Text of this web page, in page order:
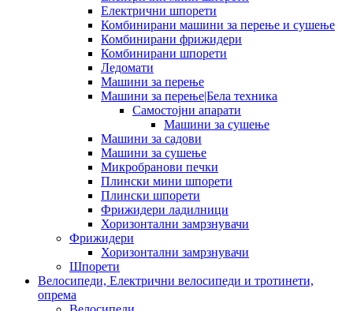
Електрични шпорети
Комбинирани машини за перење и сушење
Комбинирани фрижидери
Комбинирани шпорети
Ледомати
Машини за перење
Машини за перење|Бела техника
Самостојни апарати
Машини за сушење
Машини за садови
Машини за сушење
Микробранови печки
Плински мини шпорети
Плински шпорети
Фрижидери ладилници
Хоризонтални замрзнувачи
Фрижидери
Хоризонтални замрзнувачи
Шпорети
Велосипеди, Електрични велосипеди и тротинети,
опрема